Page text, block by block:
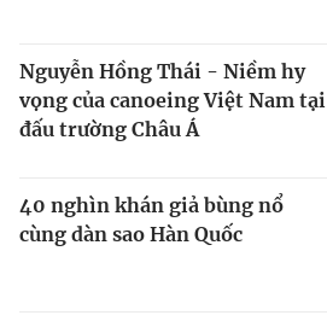
Nguyễn Hồng Thái - Niềm hy
vọng của canoeing Việt Nam tại
đấu trường Châu Á
40 nghìn khán giả bùng nổ
cùng dàn sao Hàn Quốc